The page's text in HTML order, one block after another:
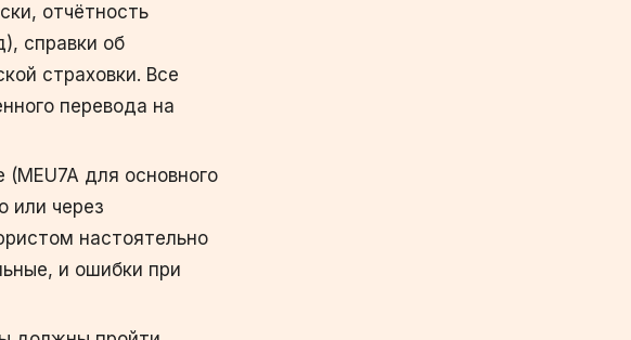
отчётность
справки об
страховки. Все
перевода на
(MEU7A для основного
или через
настоятельно
и ошибки при